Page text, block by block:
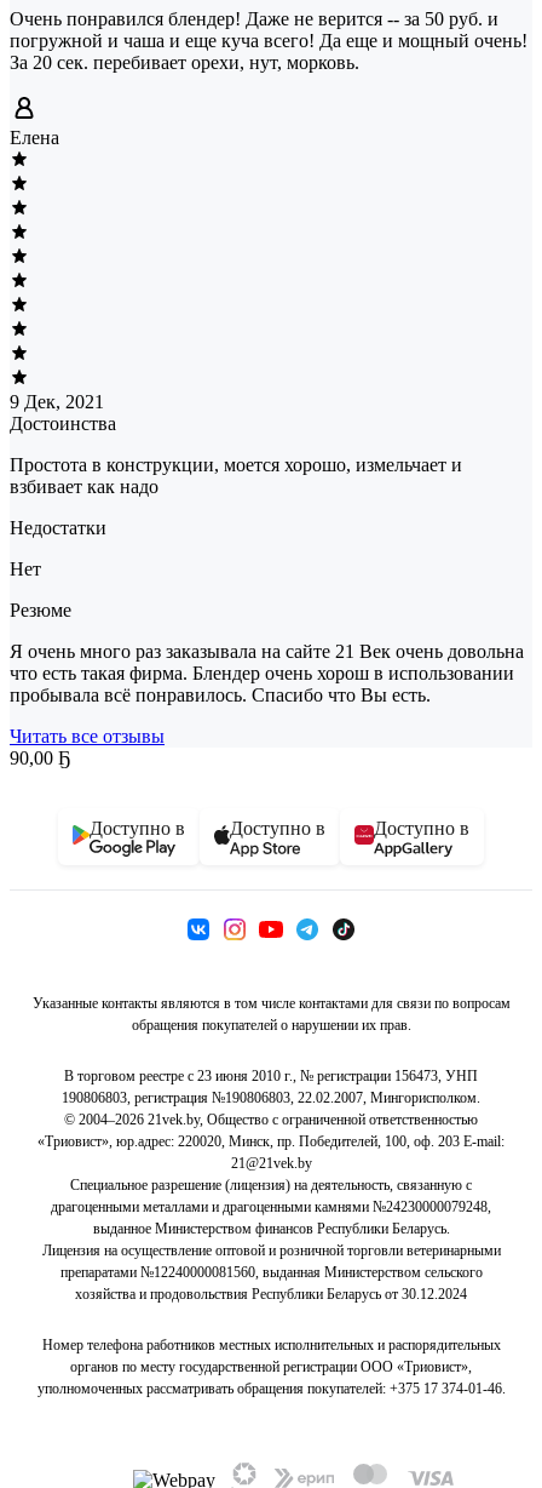
Очень понравился блендер! Даже не верится -- за 50 руб. и
погружной и чаша и еще куча всего! Да еще и мощный очень!
За 20 сек. перебивает орехи, нут, морковь.
Елена
9 Дек, 2021
Достоинства
Простота в конструкции, моется хорошо, измельчает и
взбивает как надо
Недостатки
Нет
Резюме
Я очень много раз заказывала на сайте 21 Век очень довольна
что есть такая фирма. Блендер очень хорош в использовании
пробывала всё понравилось. Спасибо что Вы есть.
Читать все отзывы
90,00 Ҕ
Доступно в Доступно в Доступно в
Указанные контакты являются в том числе контактами для связи по вопросам
обращения покупателей о нарушении их прав.
В торговом реестре с 23 июня 2010 г., № регистрации 156473, УНП
190806803, регистрация №190806803, 22.02.2007, Мингорисполком.
© 2004–2026 21vek.by, Общество с ограниченной ответственностью
«Триовист», юр.адрес: 220020, Минск, пр. Победителей, 100, оф. 203 E-mail:
21@21vek.by
Специальное разрешение (лицензия) на деятельность, связанную с
драгоценными металлами и драгоценными камнями №24230000079248,
выданное Министерством финансов Республики Беларусь.
Лицензия на осуществление оптовой и розничной торговли ветеринарными
препаратами №12240000081560, выданная Министерством сельского
хозяйства и продовольствия Республики Беларусь от 30.12.2024
Номер телефона работников местных исполнительных и распорядительных
органов по месту государственной регистрации ООО «Триовист»,
уполномоченных рассматривать обращения покупателей:+375 17 374-01-46.